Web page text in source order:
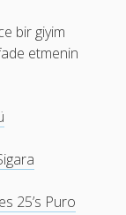
bir giyim
etmenin
25’s Puro